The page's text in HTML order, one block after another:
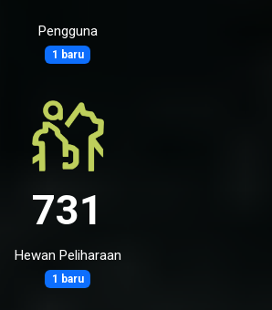
Pengguna
1 baru
731
Hewan Peliharaan
1 baru